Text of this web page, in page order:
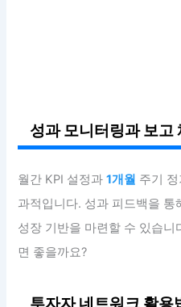
성과 모니터링과 보고
월간 KPI 설정과1개월 주기
과적입니다. 성과 피드백을
성장 기반을 마련할 수 있습
면 좋을까요?